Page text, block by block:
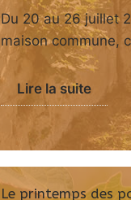
Du 20 au 26 juillet
maison commune,
Lire la suite
Le printemps des